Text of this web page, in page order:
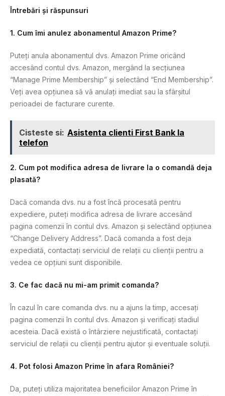
Întrebări și răspunsuri
1. Cum îmi anulez abonamentul Amazon Prime?
Puteți anula abonamentul dvs. Amazon Prime oricând
accesând contul dvs. Amazon, mergând la secțiunea
“Manage Prime Membership” și selectând “End Membership”.
Veți avea opțiunea să vă anulați imediat sau la sfârșitul
perioadei de facturare curente.
Cisteste si: Asistenta clienti First Bank la
telefon
2. Cum pot modifica adresa de livrare la o comandă deja
plasată?
Dacă comanda dvs. nu a fost încă procesată pentru
expediere, puteți modifica adresa de livrare accesând
pagina comenzii în contul dvs. Amazon și selectând opțiunea
“Change Delivery Address”. Dacă comanda a fost deja
expediată, contactați serviciul de relații cu clienții pentru a
vedea ce opțiuni sunt disponibile.
3. Ce fac dacă nu mi-am primit comanda?
În cazul în care comanda dvs. nu a ajuns la timp, accesați
pagina comenzii în contul dvs. Amazon și verificați stadiul
acesteia. Dacă există o întârziere nejustificată, contactați
serviciul de relații cu clienții pentru ajutor și eventuale soluții.
4. Pot folosi Amazon Prime în afara României?
Da, puteți utiliza majoritatea beneficiilor Amazon Prime în